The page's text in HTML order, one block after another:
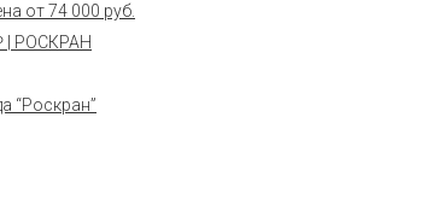
от 74 000 руб.
| РОСКРАН
“Роскран”